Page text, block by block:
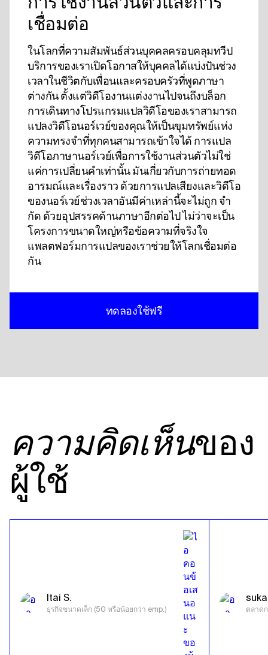
เชื่อมต่อ
ในโลกที่ความสัมพันธ์ส่วนบุคคลครอบคลุมทวีป
บริการของเราเปิดโอกาสให้บุคคลได้แบ่งปันช่วง
เวลาในชีวิตกับเพื่อนและครอบครัวที่พูดภาษา
ต่างกัน ตั้งแต่วิดีโองานแต่งงานไปจนถึงบล็อก
การเดินทางโปรแกรมแปลวิดีโอของเราสามารถ
แปลงวิดีโอนอร์เวย์ของคุณให้เป็นขุมทรัพย์แห่ง
ความทรงจําที่ทุกคนสามารถเข้าใจได้ การแปล
วิดีโอภาษานอร์เวย์เพื่อการใช้งานส่วนตัวไม่ใช่
แค่การเปลี่ยนคําเท่านั้น มันเกี่ยวกับการถ่ายทอด
อารมณ์และเรื่องราว ด้วยการแปลเสียงและวิดีโอ
ของนอร์เวย์ช่วงเวลาอันมีค่าเหล่านี้จะไม่ถูก จํา
กัด ด้วยอุปสรรคด้านภาษาอีกต่อไป ไม่ว่าจะเป็น
โครงการขนาดใหญ่หรือข้อความที่จริงใจ
แพลตฟอร์มการแปลของเราช่วยให้โลกเชื่อมต่อ
กัน
ทดลองใช้ฟรี
ความคิดเห็นของ
ผู้ใช้
Itai S.
ธุรกิจขนาดเล็ก (50 หรือน้อยกว่า emp.) ตลาด